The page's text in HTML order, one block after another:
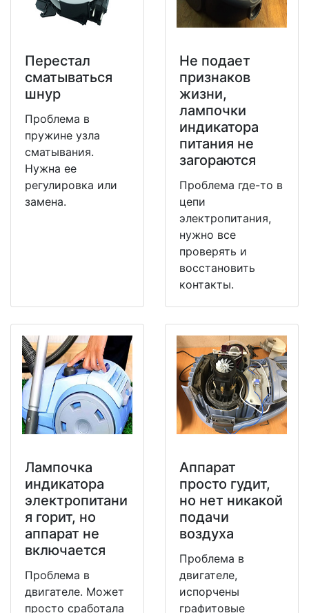
Перестал
сматываться
шнур
Проблема в
пружине узла
сматывания.
Нужна ее
регулировка или
замена.
Не подает
признаков
жизни,
лампочки
индикатора
питания не
загораются
Проблема где-то в
цепи
электропитания,
нужно все
проверять и
восстановить
контакты.
Лампочка
индикатора
электропитани
я горит, но
аппарат не
включается
Проблема в
двигателе. Может
просто сработала
Аппарат
просто гудит,
но нет никакой
подачи
воздуха
Проблема в
двигателе,
испорчены
графитовые